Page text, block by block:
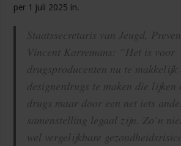
per 1 juli 2025 in.
Staatssecretaris van Jeugd,
Vincent Karremans: “Het is voor
drugsproducenten nu te makkelijk
designerdrugs te maken die lijken
drugs maar door een net iets
samenstelling legaal zijn. Zo’n
wel vergelijkbare